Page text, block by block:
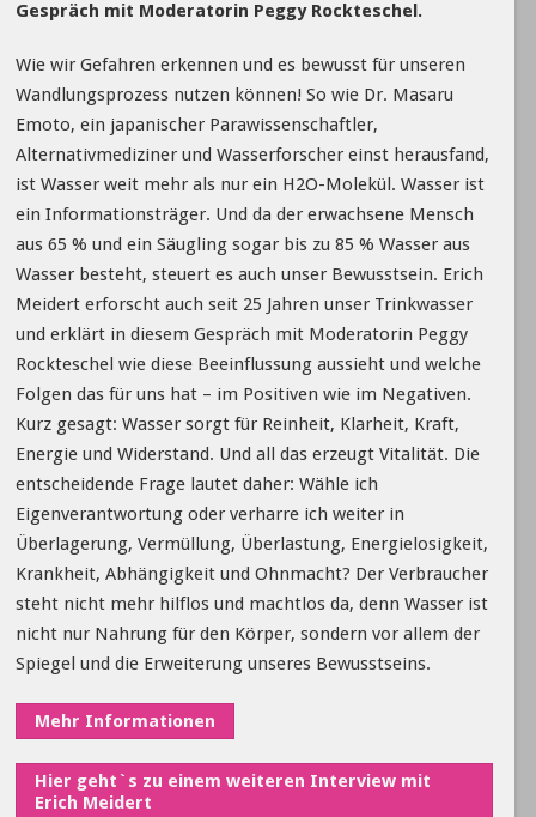
Gespräch mit Moderatorin Peggy Rockteschel.
Wie wir Gefahren erkennen und es bewusst für unseren
Wandlungsprozess nutzen können! So wie Dr. Masaru
Emoto, ein japanischer Parawissenschaftler,
Alternativmediziner und Wasserforscher einst herausfand,
ist Wasser weit mehr als nur ein H2O-Molekül. Wasser ist
ein Informationsträger. Und da der erwachsene Mensch
aus 65 % und ein Säugling sogar bis zu 85 % Wasser aus
Wasser besteht, steuert es auch unser Bewusstsein. Erich
Meidert erforscht auch seit 25 Jahren unser Trinkwasser
und erklärt in diesem Gespräch mit Moderatorin Peggy
Rockteschel wie diese Beeinflussung aussieht und welche
Folgen das für uns hat – im Positiven wie im Negativen.
Kurz gesagt: Wasser sorgt für Reinheit, Klarheit, Kraft,
Energie und Widerstand. Und all das erzeugt Vitalität. Die
entscheidende Frage lautet daher: Wähle ich
Eigenverantwortung oder verharre ich weiter in
Überlagerung, Vermüllung, Überlastung, Energielosigkeit,
Krankheit, Abhängigkeit und Ohnmacht? Der Verbraucher
steht nicht mehr hilflos und machtlos da, denn Wasser ist
nicht nur Nahrung für den Körper, sondern vor allem der
Spiegel und die Erweiterung unseres Bewusstseins.
Mehr Informationen
Hier geht`s zu einem weiteren Interview mit
Erich Meidert